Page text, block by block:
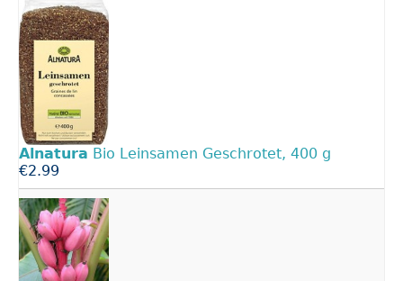
Alnatura Bio Leinsamen Geschrotet, 400 g
€2.99